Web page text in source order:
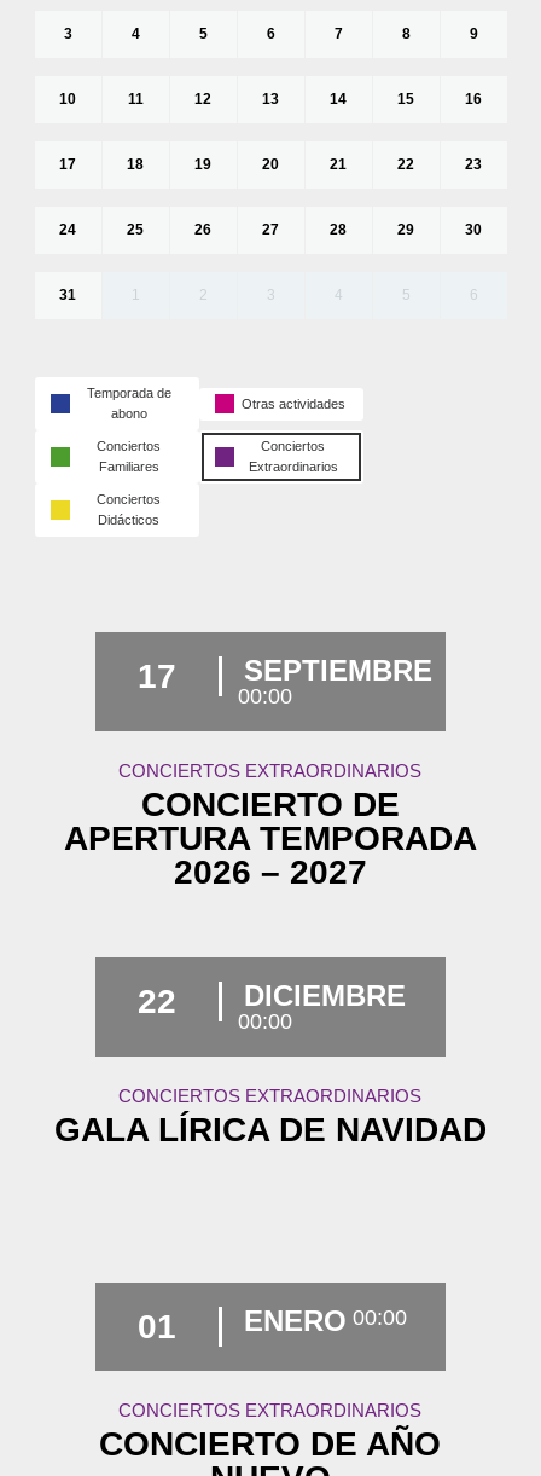
3 4 5 6 7 8 9
10 11 12 13 14 15 16
17 18 19 20 21 22 23
24 25 26 27 28 29 30
31 1 2 3 4 5 6
Temporada de
abono
Otras actividades
Conciertos
Familiares
Conciertos
Extraordinarios
Conciertos
Didácticos
17 SEPTIEMBRE
00:00
CONCIERTOS EXTRAORDINARIOS
CONCIERTO DE
APERTURA TEMPORADA
2026 – 2027
22 DICIEMBRE
00:00
CONCIERTOS EXTRAORDINARIOS
GALA LÍRICA DE NAVIDAD
01 ENERO 00:00
CONCIERTOS EXTRAORDINARIOS
CONCIERTO DE AÑO